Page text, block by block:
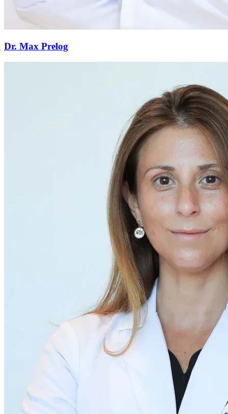
Dr. Max Prelog